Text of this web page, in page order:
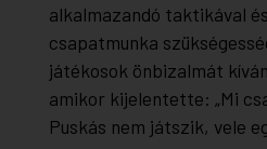
alkalmazandó taktikával
csapatmunka
játékosok önbizalmát
amikor kijelentette: „Mi
Puskás nem játszik, vele